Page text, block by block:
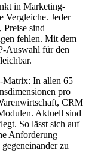
in Marketing-
Vergleiche. Jeder
Preise sind
fehlen. Mit dem
Auswahl für den
Matrix: In allen 65
pro
CRM
Aktuell sind
So lässt sich auf
Anforderung
zu